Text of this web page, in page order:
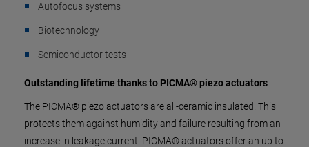
Autofocus systems
Biotechnology
Semiconductor tests
Outstanding lifetime thanks to PICMA® piezo actuators
The PICMA® piezo actuators are all-ceramic insulated. This
protects them against humidity and failure resulting from an
increase in leakage current. PICMA® actuators offer an up to